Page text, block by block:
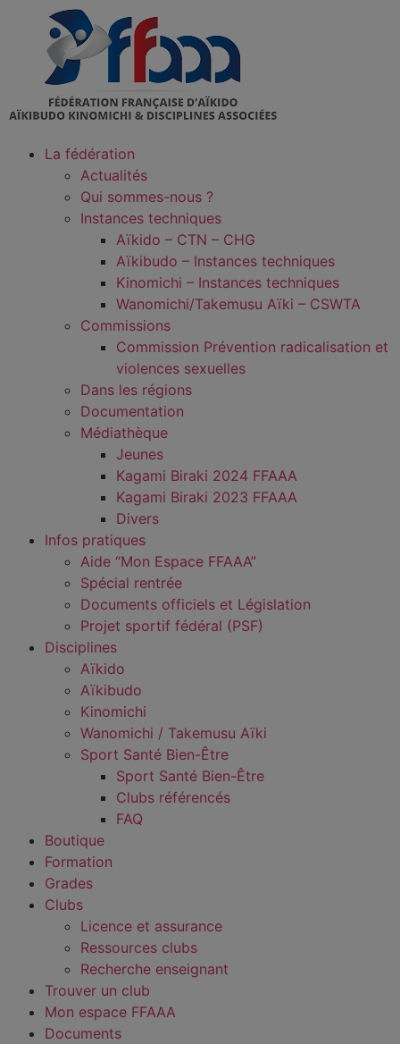
La fédération
Actualités
Qui sommes-nous ?
Instances techniques
Aïkido – CTN – CHG
Aïkibudo – Instances techniques
Kinomichi – Instances techniques
Wanomichi/Takemusu Aïki – CSWTA
Commissions
Commission Prévention radicalisation et
violences sexuelles
Dans les régions
Documentation
Médiathèque
Jeunes
Kagami Biraki 2024 FFAAA
Kagami Biraki 2023 FFAAA
Divers
Infos pratiques
Aide “Mon Espace FFAAA”
Spécial rentrée
Documents officiels et Législation
Projet sportif fédéral (PSF)
Disciplines
Aïkido
Aïkibudo
Kinomichi
Wanomichi / Takemusu Aïki
Sport Santé Bien-Être
Sport Santé Bien-Être
Clubs référencés
FAQ
Boutique
Formation
Grades
Clubs
Licence et assurance
Ressources clubs
Recherche enseignant
Trouver un club
Mon espace FFAAA
Documents